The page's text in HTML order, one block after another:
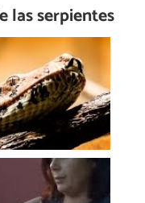
las serpientes